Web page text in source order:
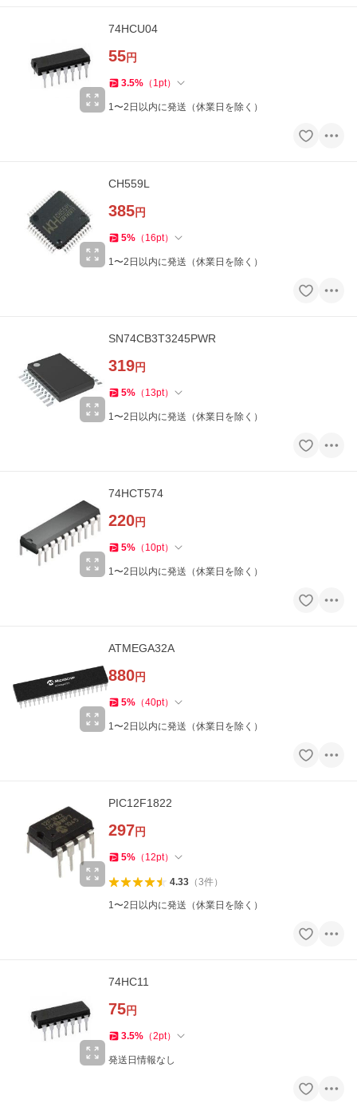
74HCU04
55円
3.5% （ 1pt）
1〜2日以内に発送（休業日を除く）
CH559L
385円
5% （ 16pt）
1〜2日以内に発送（休業日を除く）
SN74CB3T3245PWR
319円
5% （ 13pt）
1〜2日以内に発送（休業日を除く）
74HCT574
220円
5% （ 10pt）
1〜2日以内に発送（休業日を除く）
ATMEGA32A
880円
5% （40pt）
1〜2日以内に発送（休業日を除く）
PIC12F1822
297円
5% （ 12pt）
4.33（3件）
1〜2日以内に発送（休業日を除く）
74HC11
75円
3.5% （2pt）
発送日情報なし